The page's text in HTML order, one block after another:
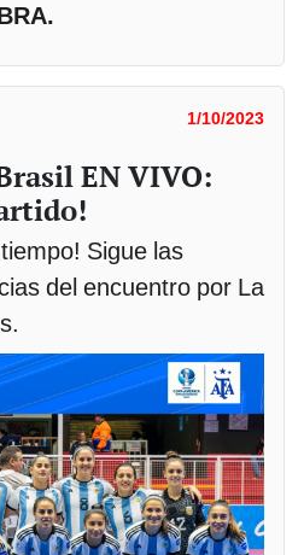
1/10/2023
EN VIVO:
Sigue las
del encuentro por La